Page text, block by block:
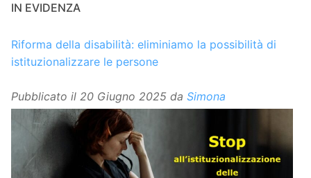
IN EVIDENZA
Riforma della disabilità: eliminiamo la possibilità di
istituzionalizzare le persone
Pubblicato il 20 Giugno 2025 da Simona